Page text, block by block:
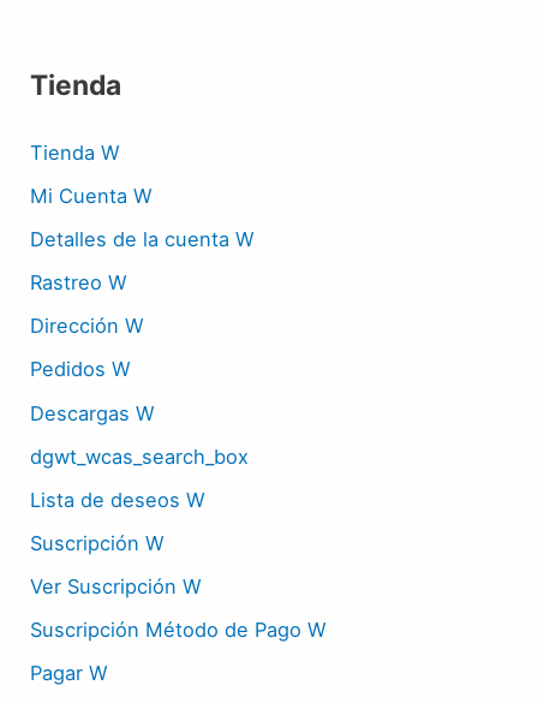
Tienda
Tienda W
Mi Cuenta W
Detalles de la cuenta W
Rastreo W
Dirección W
Pedidos W
Descargas W
dgwt_wcas_search_box
Lista de deseos W
Suscripción W
Ver Suscripción W
Suscripción Método de Pago W
Pagar W